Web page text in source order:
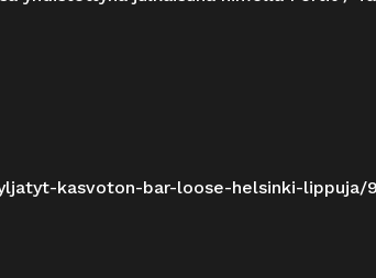
kasvoton-bar-loose-helsinki-lippuja/